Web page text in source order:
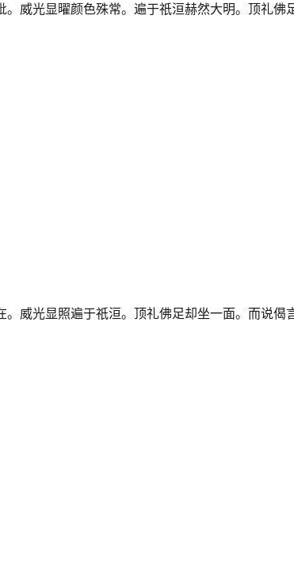
威光显曜颜色殊常。遍于祇洹赫然大明。顶礼佛
威光显照遍于祇洹。顶礼佛足却坐一面。而说偈